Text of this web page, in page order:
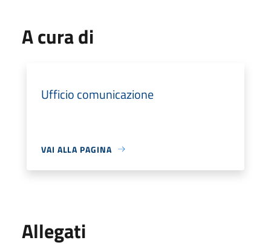
A cura di
Ufficio comunicazione
VAI ALLA PAGINA
Allegati